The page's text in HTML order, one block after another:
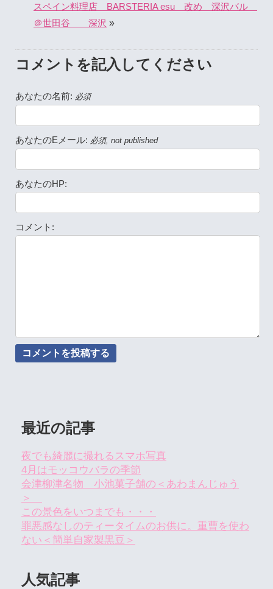
スペイン料理店 BARSTERIA esu 改め 深沢バル
＠世田谷 深沢 »
コメントを記入してください
あなたの名前: 必須
あなたのEメール: 必須, not published
あなたのHP:
コメント:
最近の記事
夜でも綺麗に撮れるスマホ写真
4月はモッコウバラの季節
会津柳津名物 小池菓子舗の＜あわまんじゅう
＞
この景色をいつまでも・・・
罪悪感なしのティータイムのお供に。重曹を使わ
ない＜簡単自家製黒豆＞
人気記事